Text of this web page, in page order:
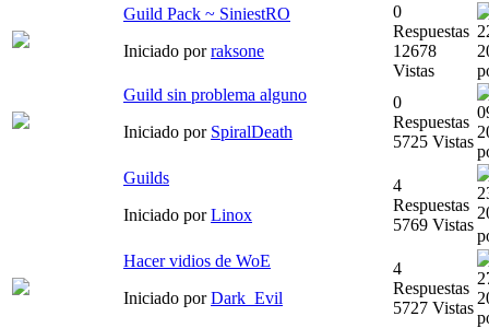
Guild Pack ~ SiniestRO
Iniciado porraksone
0
Respuestas
12678
Vistas
Guild sin problema alguno
Iniciado por SpiralDeath
0
Respuestas
5725 Vistas
Guilds
Iniciado porLinox
4
Respuestas
5769 Vistas
Hacer vidios de WoE
Iniciado porDark_Evil
4
Respuestas
5727 Vistas